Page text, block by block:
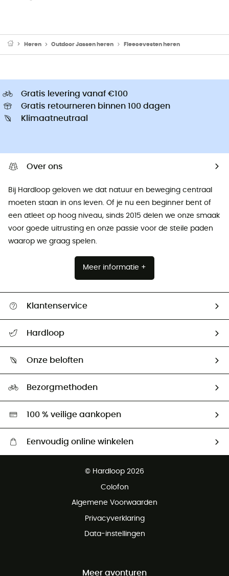
Heren Outdoor Jassen heren Fleecevesten heren
Gratis levering vanaf €100
Gratis retourneren binnen 100 dagen
Klimaatneutraal
Over ons
Bij Hardloop geloven we dat natuur en beweging centraal
moeten staan ​​in ons leven. Of je nu een beginner bent of
een atleet op hoog niveau, sinds 2015 delen we onze smaak
voor goede uitrusting en onze passie voor de steile paden
waarop we graag spelen.
Meer informatie +
Klantenservice
Mijn zending volgen
Retourzendingen & Terugbetalingen
Hardloop
Ambassadeurs
Onze beloften
Hardgreen
Bezorgmethoden
100 % veilige aankopen
Eenvoudig online winkelen
Gratis retourneren binnen 100 dagen
© Hardloop 2026
Colofon
Algemene Voorwaarden
Privacyverklaring
Data-instellingen
Meer avonturen